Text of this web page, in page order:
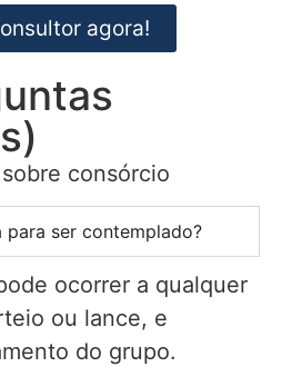
agora!
consórcio
para ser contemplado?
ocorrer a qualquer
ou lance, e
do grupo.